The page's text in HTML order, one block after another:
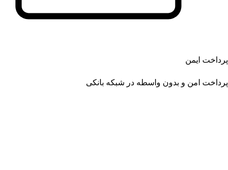
پرداخت ایمن
پرداخت امن و بدون واسطه در شبکه بانکی